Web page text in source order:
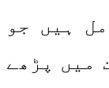
ہیں جو
میں پڑھے